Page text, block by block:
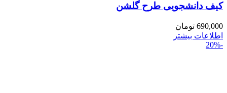
کیف دانشجویی طرح گلشن
690,000 تومان
اطلاعات بیشتر
-20%